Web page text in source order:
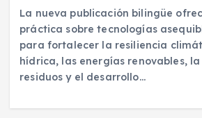
La nueva publicación bilingüe
práctica sobre tecnologías
para fortalecer la resiliencia
hídrica, las energías renovables,
residuos y el desarrollo…